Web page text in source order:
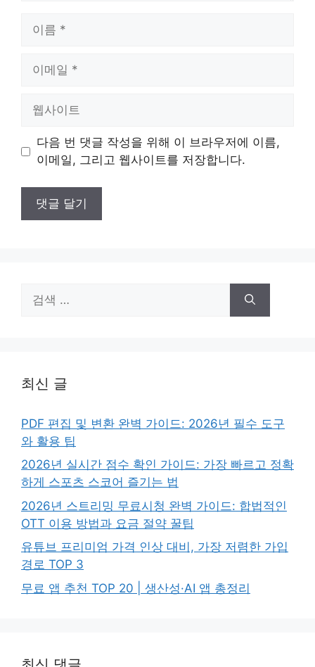
트
다음 번 댓글 작성을 위해 이 브라우저에 이름,
이메일, 그리고 웹사이트를 저장합니다.
색:
최신 글
PDF 편집 및 변환 완벽 가이드: 2026년 필수 도구
와 활용 팁
2026년 실시간 점수 확인 가이드: 가장 빠르고 정확
하게 스포츠 스코어 즐기는 법
2026년 스트리밍 무료시청 완벽 가이드: 합법적인
OTT 이용 방법과 요금 절약 꿀팁
유튜브 프리미엄 가격 인상 대비, 가장 저렴한 가입
경로 TOP 3
무료 앱 추천 TOP 20 | 생산성·AI 앱 총정리